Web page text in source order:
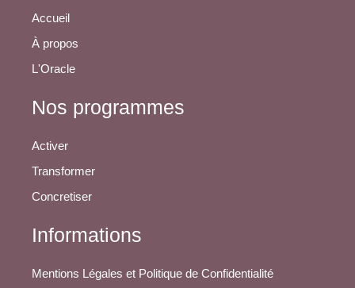
Accueil
À propos
L'Oracle
Nos programmes
Activer
Transformer
Concretiser
Informations
Mentions Légales et Politique de Confidentialité